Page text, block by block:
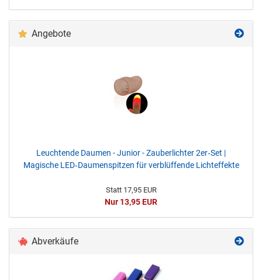
Angebote
Leuchtende Daumen - Junior - Zauberlichter 2er‑Set |
Magische LED‑Daumenspitzen für verblüffende Lichteffekte
Statt 17,95 EUR
Nur 13,95 EUR
Abverkäufe